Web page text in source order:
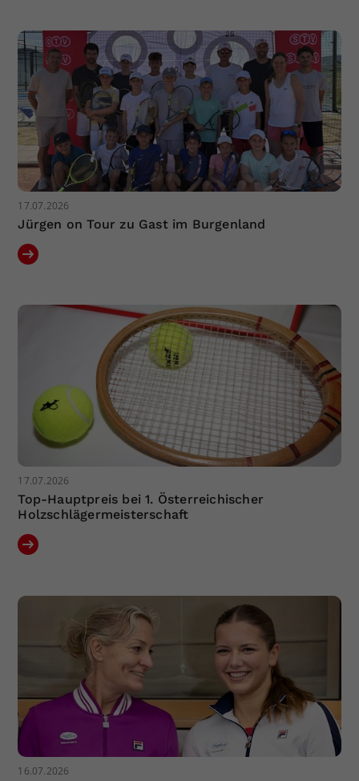
17.07.2026
Jürgen on Tour zu Gast im Burgenland
17.07.2026
Top-Hauptpreis bei 1. Österreichischer
Holzschlägermeisterschaft
16.07.2026
Zweck
Einstellungen. Unter anderem eine
zufällig generierte ID, für die
historische Speicherung Ihrer
vorgenommen Einstellungen, falls der
Webseiten-Betreiber dies eingestellt
hat.